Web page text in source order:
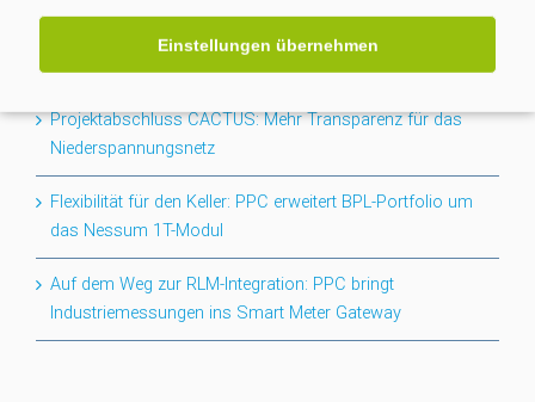
Einstellungen übernehmen
Projektabschluss CACTUS: Mehr Transparenz für das
Niederspannungsnetz
Flexibilität für den Keller: PPC erweitert BPL-Portfolio um
das Nessum 1T-Modul
Auf dem Weg zur RLM-Integration: PPC bringt
Industriemessungen ins Smart Meter Gateway